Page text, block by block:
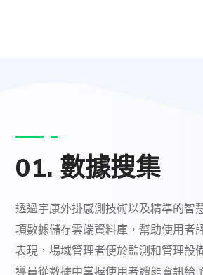
01. 數據搜集
透過宇康外掛感測技術以及精準的智
項數據儲存雲端資料庫，幫助使用者
表現，場域管理者便於監測和管理設
導員從數據中掌握使用者體能資訊給